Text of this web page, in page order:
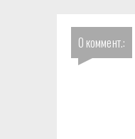
0 коммент.: